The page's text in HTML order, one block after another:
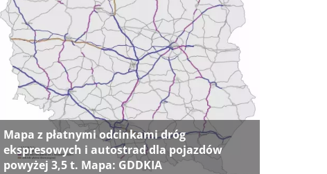
Mapa z płatnymi odcinkami dróg
ekspresowych i autostrad dla pojazdów
powyżej 3,5 t. Mapa: GDDKIA